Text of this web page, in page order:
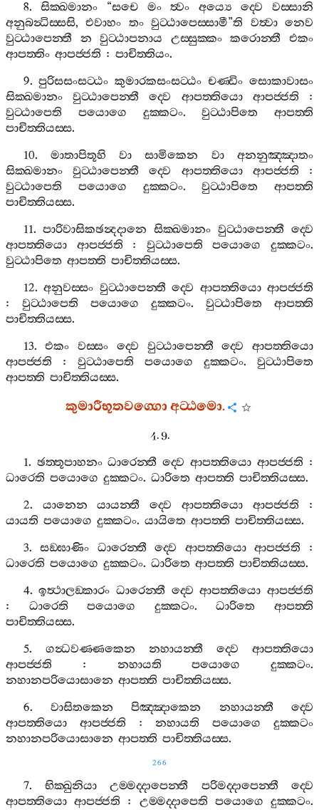
8.සික‍්ඛමානං “සචෙ මං ත්‍වං අය්‍යෙ ද‍්වෙ
වස‍්සානි
අනුබන්‍ධිස‍්සසි,එවාහං තං වුට‍්ඨාපෙස‍්සාමී”ති වත්‍වා නෙව
වුට‍්ඨාපෙන‍්තී
න වුට‍්ඨාපනාය උස‍්සුක‍්කං කරොන‍්තී
එකං
ආපත‍්තිං ආපජ‍්ජති : පාචිත‍්තියං.
9.පුරිසසංසට‍්ඨං කුමාරකසංසට‍්ඨං චණ‍්ඩිං සොකාවාසං
සික‍්ඛමානං
වුට‍්ඨාපෙන‍්තී ද‍්වෙ ආපත‍්තියො ආපජ‍්ජති :
වුට‍්ඨාපෙති
පයොගෙ දුක‍්කටං.වුට‍්ඨාපිතෙ
ආපත‍්ති
පාචිත‍්තියස‍්ස.
10. මාතාපිතූහි වා සාමිකෙන වා
අනනුඤ‍්ඤාතං
සික‍්ඛමානං
වුට‍්ඨාපෙන‍්තී ද‍්වෙ ආපත‍්තියො ආපජ‍්ජති :
වුට‍්ඨාපෙති
පයොගෙ දුක‍්කටං.වුට‍්ඨාපිතෙ
ආපත‍්ති
පාචිත‍්තියස‍්ස.
11.පාරිවාසිකඡන්‍දදානෙ සික‍්ඛමානං වුට‍්ඨාපෙන‍්තී ද‍්වෙ
ආපත‍්තියො
ආපජ‍්ජති : වුට‍්ඨාපෙති පයොගෙ දුක‍්කටං.
වුට‍්ඨාපිතෙ ආපත‍්ති පාචිත‍්තියස‍්ස.
12.අනුවස‍්සං වුට‍්ඨාපෙන‍්තී ද‍්වෙ ආපත‍්තියො ආපජ‍්ජති
: වුට‍්ඨාපෙති පයොගෙ දුක‍්කටං. වුට‍්ඨාපිතෙ
ආපත‍්ති
පාචිත‍්තියස‍්ස.
13.එකං වස‍්සං ද‍්වෙ වුට‍්ඨාපෙන‍්තී ද‍්වෙ
ආපත‍්තියො
ආපජ‍්ජති : වුට‍්ඨාපෙති පයොගෙ දුක‍්කටං. වුට‍්ඨාපිතෙ
ආපත‍්ති පාචිත‍්තියස‍්ස.
කුමාරීභූතවග‍්ගොඅට‍්ඨමො.
4. 9.
1. ඡත‍්තූපාහනං ධාරෙන‍්තී ද‍්වෙ ආපත‍්තියො ආපජ‍්ජති :
ධාරෙති පයොගෙ දුක‍්කටං. ධාරිතෙ ආපත‍්ති පාචිත‍්තියස‍්ස.
2. යානෙන යායන‍්තී ද‍්වෙ ආපත‍්තියො ආපජ‍්ජති :
යායති පයොගෙ දුක‍්කටං. යායිතෙ ආපත‍්ති පාචිත‍්තියස‍්ස.
3.සඞ‍්ඝාණිං ධාරෙන‍්තී ද‍්වෙ ආපත‍්තියො ආපජ‍්ජති :
ධාරෙති පයොගෙ දුක‍්කටං. ධාරිතෙ ආපත‍්ති පාචිත‍්තියස‍්ස.
4.ඉත්‍ථාලඞ‍්කාරං ධාරෙන‍්තී ද‍්වෙ ආපත‍්තියො ආපජ‍්ජති
: ධාරෙති පයොගෙ දුක‍්කටං.ධාරිතෙ
ආපත‍්ති
පාචිත‍්තියස‍්ස.
5. ගන්‍ධවණ‍්ණකෙන නහායන‍්තී ද‍්වෙ
ආපත‍්තියො
ආපජ‍්ජති : නහායති පයොගෙ දුක‍්කටං.
නහානපරියොසානෙ ආපත‍්ති පාචිත‍්තියස‍්ස.
6. වාසිතකෙන පිඤ‍්ඤාකෙන නහායන‍්තී
ද‍්වෙ
ආපත‍්තියො
ආපජ‍්ජති :නහායති පයොගෙ
දුක‍්කටං
නහානපරියොසානෙ ආපත‍්ති පාචිත‍්තියස‍්ස.
266
7. භික‍්ඛුනියා උම‍්මද‍්දාපෙන‍්තී පරිමද‍්දාපෙන‍්තී
ද‍්වෙ
ආපත‍්තියො ආපජ‍්ජති : උම‍්මද‍්දාපෙති පයොගෙ දුක‍්කටං.